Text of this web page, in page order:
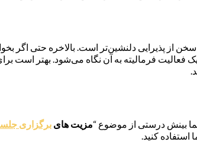
از پذیرایی دلنشین‌تر است. بالاخره حتی اگر
فرمالیته به آن نگاه می‌شود. بهتر است
شما بینش درستی از موضوع “مزیت های برگزاری
کنید.